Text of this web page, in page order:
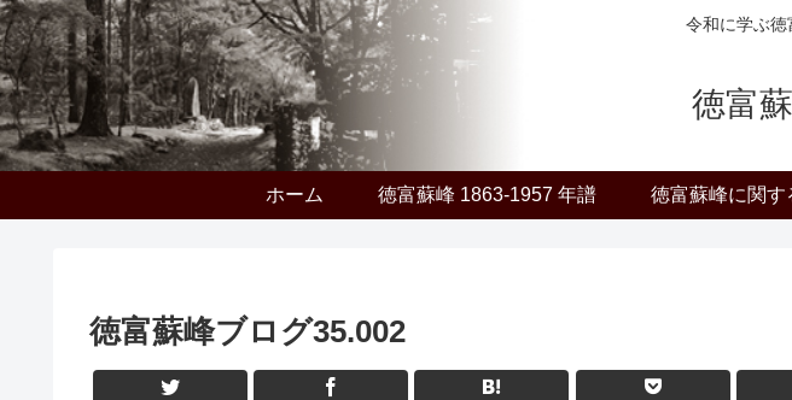
令和に学ぶ
徳富
ホーム 徳富蘇峰 1863-1957 年譜 徳富蘇峰に関す
徳富蘇峰ブログ35.002